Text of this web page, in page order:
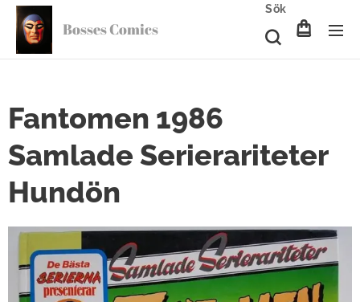
Bosses Comics
Sök
Fantomen 1986
Samlade Serierariteter
Hundön